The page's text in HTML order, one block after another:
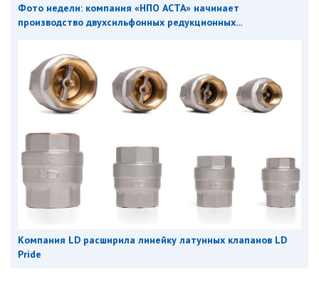
Фото недели: компания «НПО АСТА» начинает
производство двухсильфонных редукционных...
Компания LD расширила линейку латунных клапанов LD
Pride